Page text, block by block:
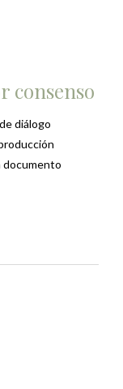
consenso
diálogo
documento